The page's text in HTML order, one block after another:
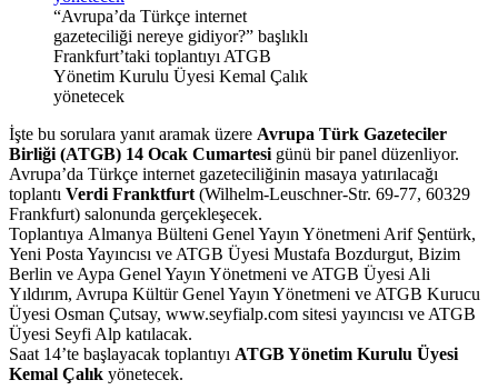
“Avrupa’da Türkçe internet
gazeteciliği nereye gidiyor?” başlıklı
Frankfurt’taki toplantıyı ATGB
Yönetim Kurulu Üyesi Kemal Çalık
yönetecek
İşte bu sorulara yanıt aramak üzere Avrupa Türk Gazeteciler
Birliği (ATGB) 14 Ocak Cumartesi günü bir panel düzenliyor.
Avrupa’da Türkçe internet gazeteciliğinin masaya yatırılacağı
toplantı Verdi Franktfurt (Wilhelm-Leuschner-Str. 69-77, 60329
Frankfurt) salonunda gerçekleşecek.
Toplantıya Almanya Bülteni Genel Yayın Yönetmeni Arif Şentürk,
Yeni Posta Yayıncısı ve ATGB Üyesi Mustafa Bozdurgut, Bizim
Berlin ve Aypa Genel Yayın Yönetmeni ve ATGB Üyesi Ali
Yıldırım, Avrupa Kültür Genel Yayın Yönetmeni ve ATGB Kurucu
Üyesi Osman Çutsay, www.seyfialp.com sitesi yayıncısı ve ATGB
Üyesi Seyfi Alp katılacak.
Saat 14’te başlayacak toplantıyı ATGB Yönetim Kurulu Üyesi
Kemal Çalık yönetecek.